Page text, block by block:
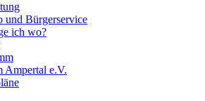
und Bürgerservice
ich wo?
Ampertal e.V.